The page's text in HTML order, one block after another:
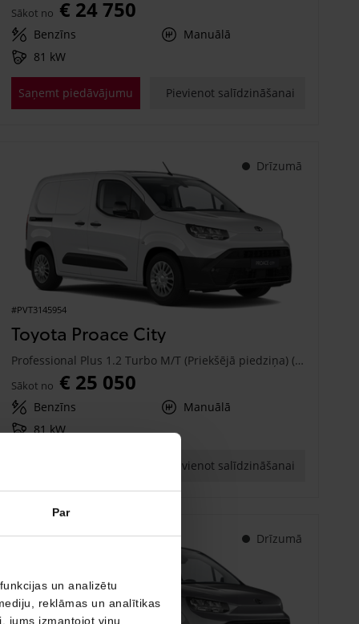
Par
un analizētu
reklāmas un analītikas
jums izmantojot viņu
Sākot no € 24 750
Benzīns
Manuālā
81 kW
Saņemt piedāvājumu Pievienot salīdzināšanai
Drīzumā
#PVT3145954
Toyota Proace City
Professional Plus 1.2 Turbo M/T (Priekšējā piedziņa) (81 kW)
Sākot no € 25 050
Benzīns
Manuālā
81 kW
Pievienot salīdzināšanai
Drīzumā